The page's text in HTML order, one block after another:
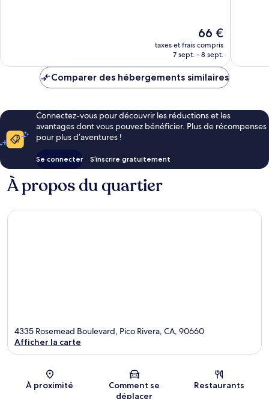
Le
nouveau
prix
de
66 €
taxes et frais compris
7 sept. - 8 sept.
Comparer des hébergements similaires
Connectez-vous pour découvrir les réductions et les
avantages dont vous pouvez bénéficier. Plus de récompenses
pour plus d’aventures !
Se connecter S’inscrire gratuitement
À propos du quartier
Carte
4335 Rosemead Boulevard, Pico Rivera, CA, 90660
Afficher la carte
À proximité
Comment se
déplacer
Restaurants